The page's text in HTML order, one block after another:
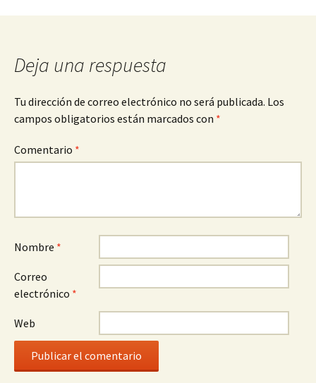
Deja una respuesta
Tu dirección de correo electrónico no será publicada. Los
campos obligatorios están marcados con *
Comentario *
Nombre *
Correo
electrónico *
Web